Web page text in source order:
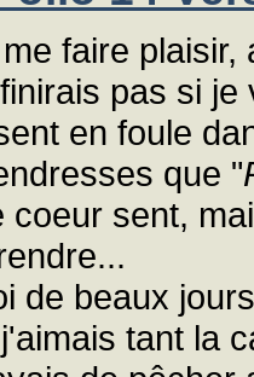
faire
pas si
en foule
que "
coeur sent,
de beaux
tant la